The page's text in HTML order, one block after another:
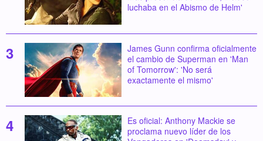
luchaba en el Abismo de Helm'
James Gunn confirma oficialmente
el cambio de Superman en 'Man
of Tomorrow': 'No será
exactamente el mismo'
Es oficial: Anthony Mackie se
proclama nuevo líder de los